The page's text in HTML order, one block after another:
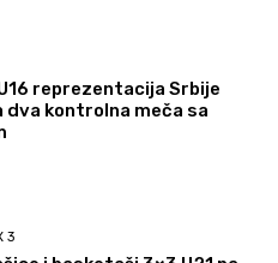
reprezentacija Srbije
dva kontrolna meča sa
3